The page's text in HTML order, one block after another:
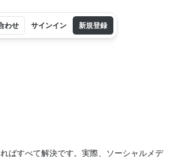
ばすべて解決です。実際、ソーシャルメデ
わせ サインイン 新規登録